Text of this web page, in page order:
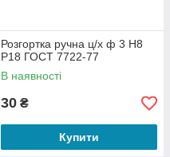
Розгортка ручна ц/х ф 3 Н8
Р18 ГОСТ 7722-77
В наявності
30 ₴
Купити